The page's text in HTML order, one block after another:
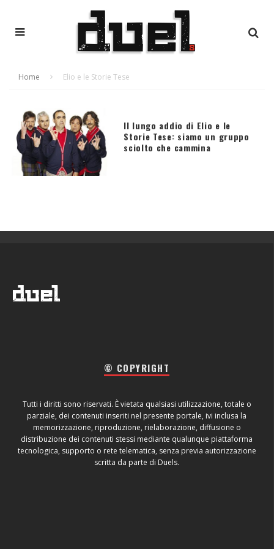
Home Elio e le Storie Tese
Il lungo addio di Elio e le
Storie Tese: siamo un gruppo
sciolto che cammina
© COPYRIGHT
Tutti i diritti sono riservati. È vietata qualsiasi utilizzazione, totale o
parziale, dei contenuti inseriti nel presente portale, ivi inclusa la
memorizzazione, riproduzione, rielaborazione, diffusione o
distribuzione dei contenuti stessi mediante qualunque piattaforma
tecnologica, supporto o rete telematica, senza previa autorizzazione
scritta da parte di Duels.